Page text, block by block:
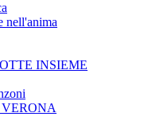
nell'anima
INSIEME